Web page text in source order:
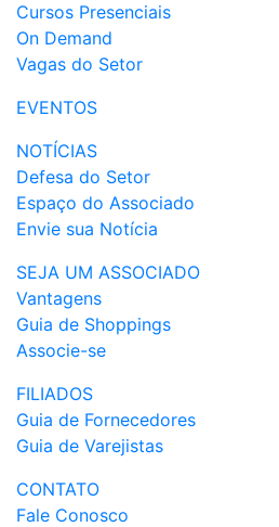
Cursos Presenciais
On Demand
Vagas do Setor
EVENTOS
NOTÍCIAS
Defesa do Setor
Espaço do Associado
Envie sua Notícia
SEJA UM ASSOCIADO
Vantagens
Guia de Shoppings
Associe-se
FILIADOS
Guia de Fornecedores
Guia de Varejistas
CONTATO
Fale Conosco